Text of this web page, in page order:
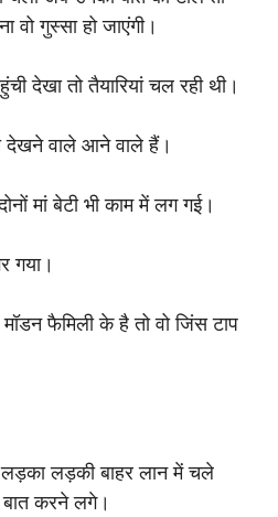
गुस्सा हो जाएंगी।
देखा तो तैयारियां चल रही थी।
देखने वाले आने वाले हैं।
मां बेटी भी काम में लग गई।
गया।
मॉडन फैमिली के है तो वो जिंस टाप
लड़की बाहर लान में चले
करने लगे।